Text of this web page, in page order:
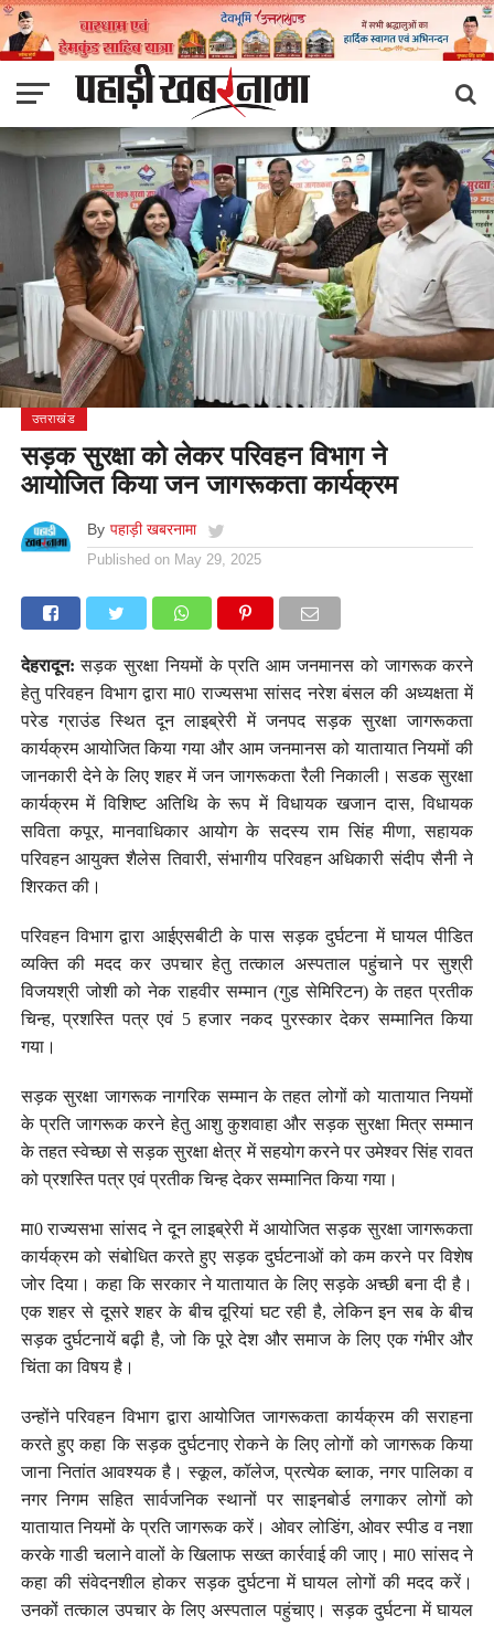
उत्तराखंड
सड़क सुरक्षा को लेकर परिवहन विभाग ने
आयोजित किया जन जागरूकता कार्यक्रम
By पहाड़ी खबरनामा
Published on May 29, 2025
देहरादून: सड़क सुरक्षा नियमों के प्रति आम जनमानस को जागरूक करने
हेतु परिवहन विभाग द्वारा मा0 राज्यसभा सांसद नरेश बंसल की अध्यक्षता में
परेड ग्राउंड स्थित दून लाइब्रेरी में जनपद सड़क सुरक्षा जागरूकता
कार्यक्रम आयोजित किया गया और आम जनमानस को यातायात नियमों की
जानकारी देने के लिए शहर में जन जागरूकता रैली निकाली। सडक सुरक्षा
कार्यक्रम में विशिष्ट अतिथि के रूप में विधायक खजान दास, विधायक
सविता कपूर, मानवाधिकार आयोग के सदस्य राम सिंह मीणा, सहायक
परिवहन आयुक्त शैलेस तिवारी, संभागीय परिवहन अधिकारी संदीप सैनी ने
शिरकत की।
परिवहन विभाग द्वारा आईएसबीटी के पास सड़क दुर्घटना में घायल पीडित
व्यक्ति की मदद कर उपचार हेतु तत्काल अस्पताल पहुंचाने पर सुश्री
विजयश्री जोशी को नेक राहवीर सम्मान (गुड सेमिरिटन) के तहत प्रतीक
चिन्ह, प्रशस्ति पत्र एवं 5 हजार नकद पुरस्कार देकर सम्मानित किया
गया।
सड़क सुरक्षा जागरूक नागरिक सम्मान के तहत लोगों को यातायात नियमों
के प्रति जागरूक करने हेतु आशु कुशवाहा और सड़क सुरक्षा मित्र सम्मान
के तहत स्वेच्छा से सड़क सुरक्षा क्षेत्र में सहयोग करने पर उमेश्वर सिंह रावत
को प्रशस्ति पत्र एवं प्रतीक चिन्ह देकर सम्मानित किया गया।
मा0 राज्यसभा सांसद ने दून लाइब्रेरी में आयोजित सड़क सुरक्षा जागरूकता
कार्यक्रम को संबोधित करते हुए सड़क दुर्घटनाओं को कम करने पर विशेष
जोर दिया। कहा कि सरकार ने यातायात के लिए सड़के अच्छी बना दी है।
एक शहर से दूसरे शहर के बीच दूरियां घट रही है, लेकिन इन सब के बीच
सड़क दुर्घटनायें बढ़ी है, जो कि पूरे देश और समाज के लिए एक गंभीर और
चिंता का विषय है।
उन्होंने परिवहन विभाग द्वारा आयोजित जागरूकता कार्यक्रम की सराहना
करते हुए कहा कि सड़क दुर्घटनाए रोकने के लिए लोगों को जागरूक किया
जाना नितांत आवश्यक है। स्कूल, कॉलेज, प्रत्येक ब्लाक, नगर पालिका व
नगर निगम सहित सार्वजनिक स्थानों पर साइनबोर्ड लगाकर लोगों को
यातायात नियमों के प्रति जागरूक करें। ओवर लोडिंग, ओवर स्पीड व नशा
करके गाडी चलाने वालों के खिलाफ सख्त कार्रवाई की जाए। मा0 सांसद ने
कहा की संवेदनशील होकर सड़क दुर्घटना में घायल लोगों की मदद करें।
उनकों तत्काल उपचार के लिए अस्पताल पहुंचाए। सड़क दुर्घटना में घायल